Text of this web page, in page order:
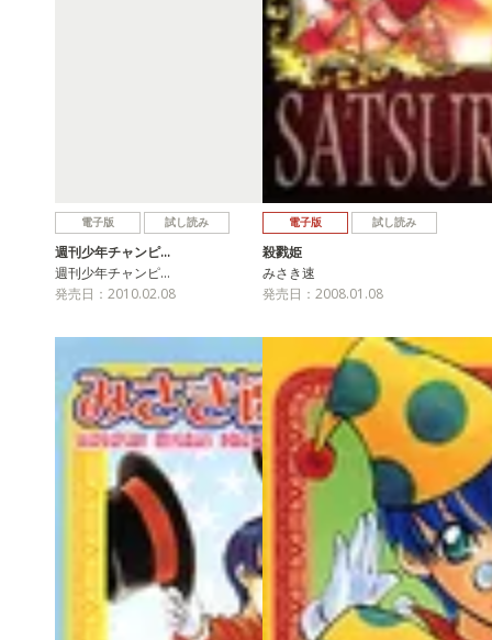
電子版 試し読み
週刊少年チャンピ…
週刊少年チャンピ…
発売日：2010.02.08
電子版 試し読み
殺戮姫
みさき速
発売日：2008.01.08